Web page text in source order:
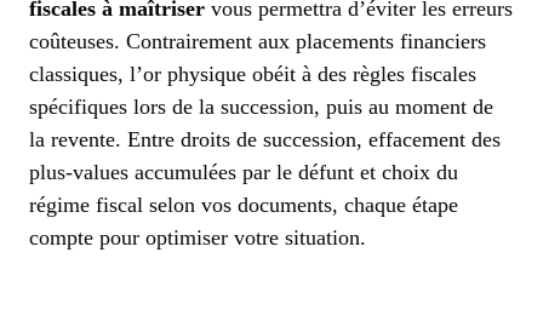
fiscales à maîtriser vous permettra d’éviter les erreurs
coûteuses. Contrairement aux placements financiers
classiques, l’or physique obéit à des règles fiscales
spécifiques lors de la succession, puis au moment de
la revente. Entre droits de succession, effacement des
plus-values accumulées par le défunt et choix du
régime fiscal selon vos documents, chaque étape
compte pour optimiser votre situation.